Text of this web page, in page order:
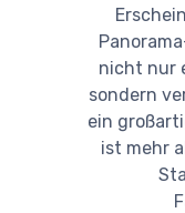
nicht nur
sondern
ein
ist mehr